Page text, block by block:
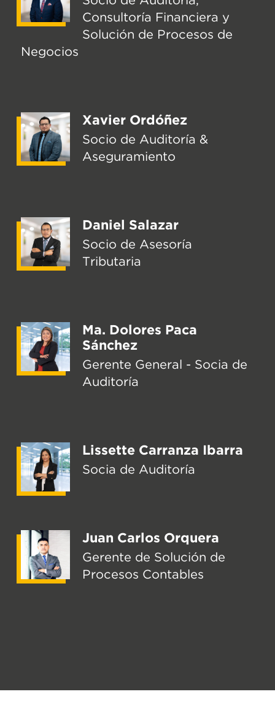
Consultoría Financiera y
Solución de Procesos de
Negocios
Xavier Ordóñez
Socio de Auditoría &
Aseguramiento
Daniel Salazar
Socio de Asesoría
Tributaria
Ma. Dolores Paca
Sánchez
Gerente General - Socia de
Auditoría
Lissette Carranza Ibarra
Socia de Auditoría
Juan Carlos Orquera
Gerente de Solución de
Procesos Contables